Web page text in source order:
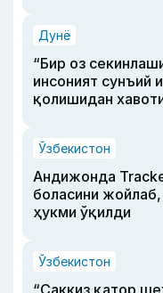
Дунё
“Бир оз
инсоният сунъий
қолишидан
Ўзбекистон
Андижонда
боласини
ҳукми ўқилди
Ўзбекистон
“Саккиз қатор